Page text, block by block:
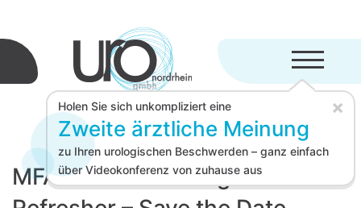
Menü
Holen Sie sich unkompliziert eine
Zweite ärztliche Meinung
zu Ihren urologischen Beschwerden – ganz einfach
über Videokonferenz von zuhause aus
×
MFA-online Onkologie